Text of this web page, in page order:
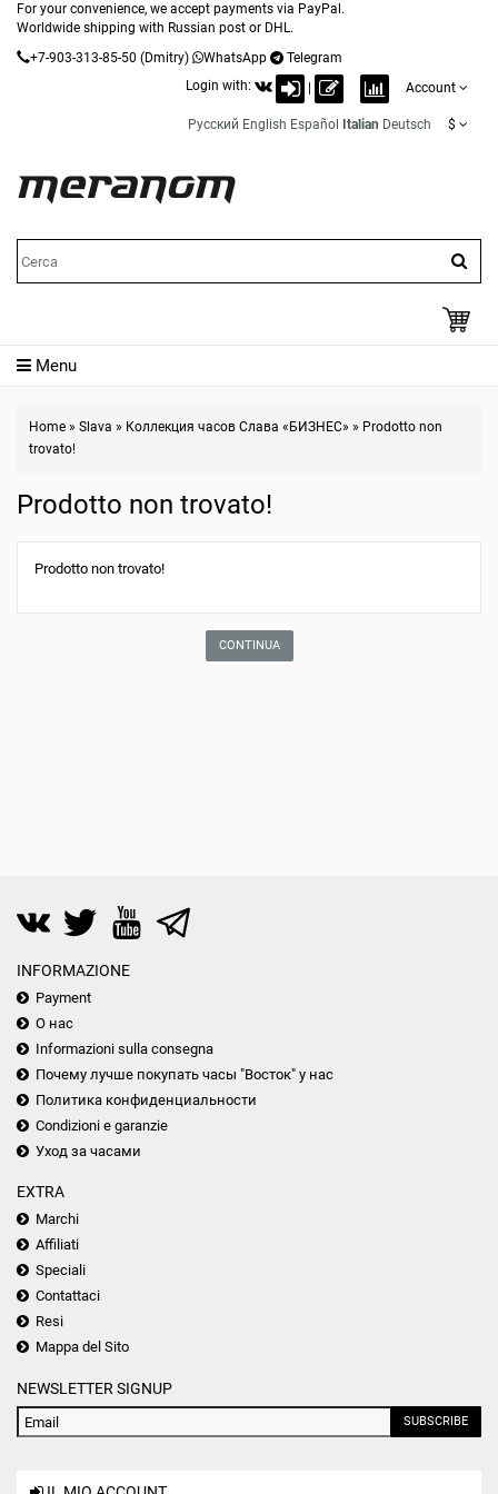
For your convenience, we accept payments via PayPal.
Worldwide shipping with Russian post or DHL.
+7-903-313-85-50 (Dmitry) WhatsApp
Telegram
Login with:
Account
Русский English Español Italian Deutsch $
Menu
Home » Slava » Коллекция часов Слава «БИЗНЕС» » Prodotto non
trovato!
Prodotto non trovato!
Prodotto non trovato!
CONTINUA
INFORMAZIONE
Payment
О нас
Informazioni sulla consegna
Почему лучше покупать часы "Восток" у нас
Политика конфиденциальности
Condizioni e garanzie
Уход за часами
EXTRA
Marchi
Affiliati
Speciali
Contattaci
Resi
Mappa del Sito
NEWSLETTER SIGNUP
SUBSCRIBE